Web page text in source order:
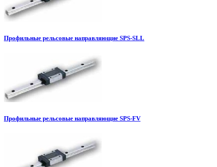
Профильные рельсовые направляющие SPS-SLL
Профильные рельсовые направляющие SPS-FV